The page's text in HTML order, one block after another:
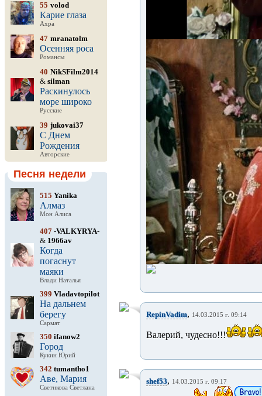
55 volod
Карие глаза
Ахра
47 mranatolm
Осенняя роса
Романсы
40 NikSFilm2014
& silman
Раскинулось
море широко
Русские
39 jukovai37
С Днем
Рождения
Авторские
Песня недели
515 Yanika
Алмаз
Мон Алиса
407 -VALKYRYA-
& 1966av
Когда
погаснут
маяки
Влади Наталья
399 Vladavtopilot
На дальнем
берегу
Сармат
350 ifanow2
Город
Кукин Юрий
342 tumantho1
Аве, Мария
Светикова Светлана
RepinVadim, 14.03.2015 г. 09:14
Валерий, чудесно!!!
shef53, 14.03.2015 г. 09:17